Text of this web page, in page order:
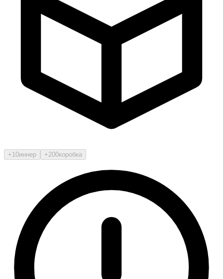
+10иннер +200коробка